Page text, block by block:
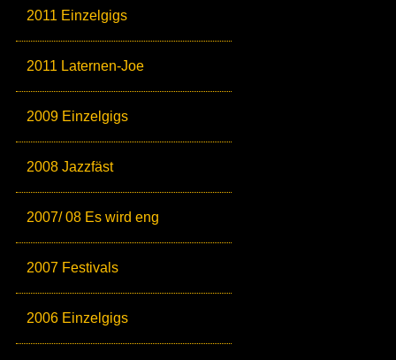
2011 Einzelgigs
2011 Laternen-Joe
2009 Einzelgigs
2008 Jazzfäst
2007/ 08 Es wird eng
2007 Festivals
2006 Einzelgigs